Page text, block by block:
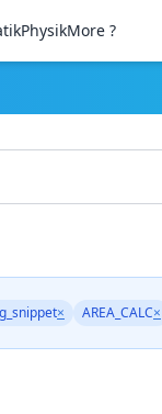
PhysikMore ?
× AREA_CALC×